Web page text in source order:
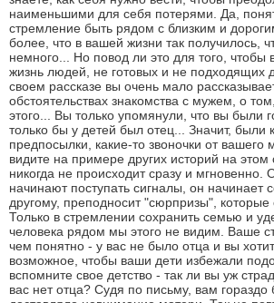
наименьшими для себя потерями. Да,
стремление быть рядом с близким и
более, что в вашей жизни так получилось,
немного... Но повод ли это для того, чтобы
жизнь людей, не готовых и не подходящих
своем рассказе вы очень мало
обстоятельствах знакомства с мужем, о
этого... Вы только упомянули, что вы были
только бы у детей был отец... Значит, были
предпосылки, какие-то звоночки от
видите на примере других историй на этом
никогда не происходит сразу и мгновенно.
начинают поступать сигналы, он начинает
другому, преподносит "сюрпризы",
Только в стремлении сохранить семью и
человека рядом мы этого не видим. Ваше
чем понятно - у вас не было отца и вы
возможное, чтобы ваши дети избежали
вспомните свое детство - так ли вы уж
вас нет отца? Судя по письму, вам